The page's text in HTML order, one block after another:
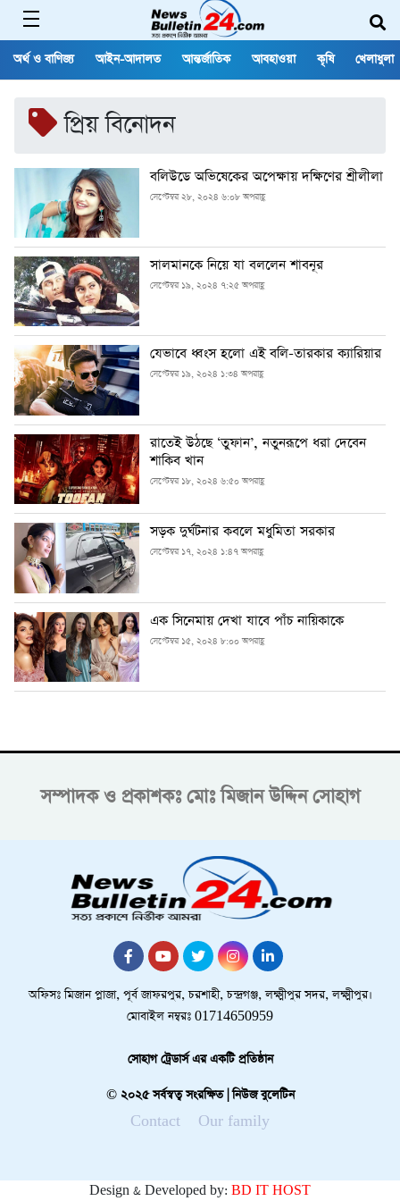
অর্থ ও বাণিজ্য আইন-আদালত আন্তর্জাতিক আবহাওয়া কৃষি খেলাধুলা
প্রিয় বিনোদন
বলিউডে অভিষেকের অপেক্ষায় দক্ষিণের শ্রীলীলা
সেপ্টেম্বর ২৮, ২০২৪ ৬:০৮ অপরাহ্ণ
সালমানকে নিয়ে যা বললেন শাবনূর
সেপ্টেম্বর ১৯, ২০২৪ ৭:২৫ অপরাহ্ণ
যেভাবে ধ্বংস হলো এই বলি-তারকার ক্যারিয়ার
সেপ্টেম্বর ১৯, ২০২৪ ১:৩৪ অপরাহ্ণ
রাতেই উঠছে ‘তুফান’, নতুনরূপে ধরা দেবেন
শাকিব খান
সেপ্টেম্বর ১৮, ২০২৪ ৬:৫০ অপরাহ্ণ
সড়ক দুর্ঘটনার কবলে মধুমিতা সরকার
সেপ্টেম্বর ১৭, ২০২৪ ১:৪৭ অপরাহ্ণ
এক সিনেমায় দেখা যাবে পাঁচ নায়িকাকে
সেপ্টেম্বর ১৫, ২০২৪ ৮:০০ অপরাহ্ণ
সম্পাদক ও প্রকাশকঃ মোঃ মিজান উদ্দিন সোহাগ
অফিসঃ মিজান প্লাজা, পূর্ব জাফরপুর, চরশাহী, চন্দ্রগঞ্জ, লক্ষ্মীপুর সদর, লক্ষ্মীপুর।
মোবাইল নম্বরঃ 01714650959
সোহাগ ট্রেডার্স এর একটি প্রতিষ্ঠান
© ২০২৫ সর্বস্বত্ব সংরক্ষিত | নিউজ বুলেটিন
Contact Our family
Design & Developed by: BD IT HOST